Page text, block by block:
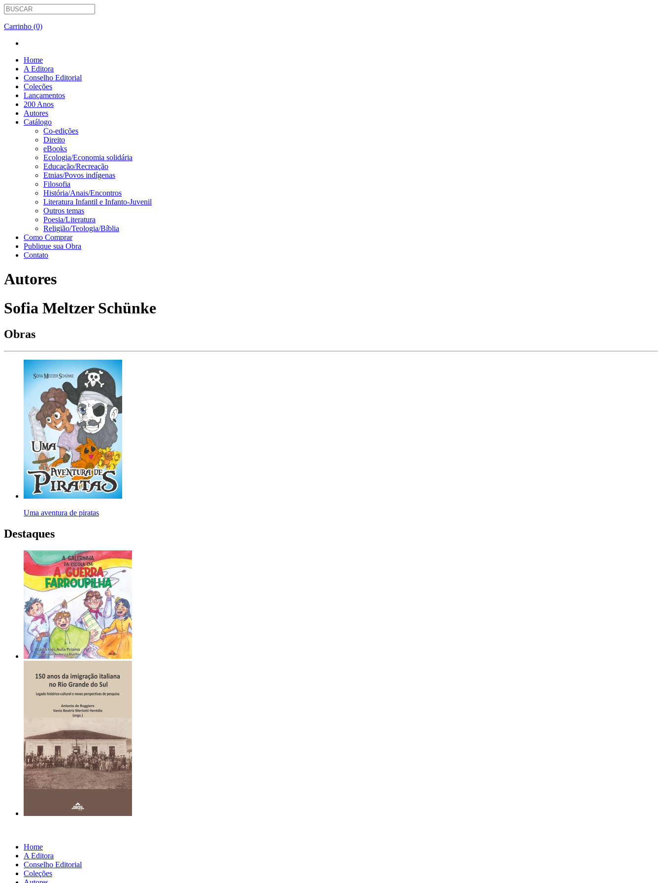
Carrinho (0)
Home
A Editora
Conselho Editorial
Coleções
Lançamentos
200 Anos
Autores
Catálogo
Co-edições
Direito
eBooks
Ecologia/Economia solidária
Educação/Recreação
Etnias/Povos indígenas
Filosofia
História/Anais/Encontros
Literatura Infantil e Infanto-Juvenil
Outros temas
Poesia/Literatura
Religião/Teologia/Bíblia
Como Comprar
Publique sua Obra
Contato
Autores
Sofia Meltzer Schünke
Obras
Uma aventura de piratas
Destaques
Home
A Editora
Conselho Editorial
Coleções